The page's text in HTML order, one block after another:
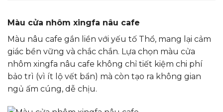
Màu cửa nhôm xingfa nâu cafe
Màu nâu cafe gắn liền với yếu tố Thổ, mang lại cảm
giác bền vững và chắc chắn. Lựa chọn màu cửa
nhôm xingfa nâu cafe không chỉ tiết kiệm chi phí
bảo trì (vì ít lộ vết bẩn) mà còn tạo ra không gian
ngủ ấm cúng, dễ chịu.